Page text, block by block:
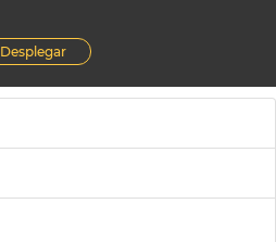
Desplegar